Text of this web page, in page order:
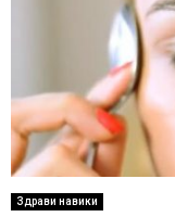
Здрави навики